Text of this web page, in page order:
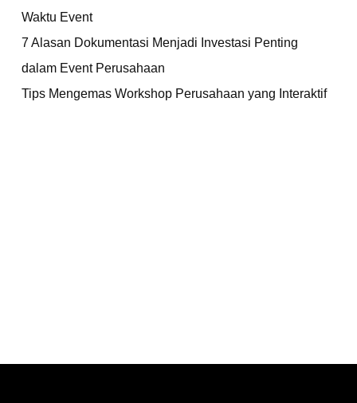
Waktu Event
7 Alasan Dokumentasi Menjadi Investasi Penting
dalam Event Perusahaan
Tips Mengemas Workshop Perusahaan yang Interaktif